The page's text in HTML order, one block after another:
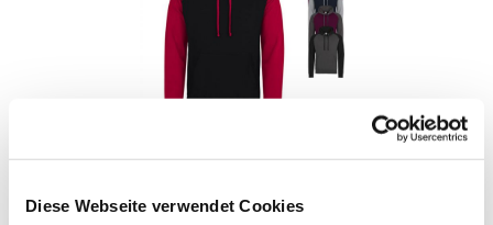
Diese Webseite verwendet Cookies